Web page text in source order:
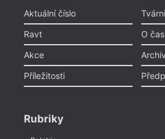
Aktuální číslo
Ravt
Akce
Příležitosti
O
Rubriky